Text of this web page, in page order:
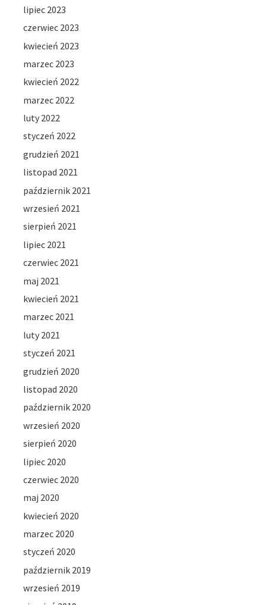
lipiec 2023
czerwiec 2023
kwiecień 2023
marzec 2023
kwiecień 2022
marzec 2022
luty 2022
styczeń 2022
grudzień 2021
listopad 2021
październik 2021
wrzesień 2021
sierpień 2021
lipiec 2021
czerwiec 2021
maj 2021
kwiecień 2021
marzec 2021
luty 2021
styczeń 2021
grudzień 2020
listopad 2020
październik 2020
wrzesień 2020
sierpień 2020
lipiec 2020
czerwiec 2020
maj 2020
kwiecień 2020
marzec 2020
styczeń 2020
październik 2019
wrzesień 2019